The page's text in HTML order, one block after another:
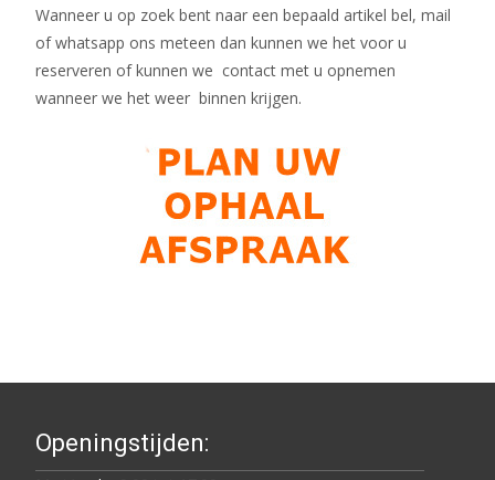
Wanneer u op zoek bent naar een bepaald artikel bel, mail
of whatsapp ons meteen dan kunnen we het voor u
reserveren of kunnen we contact met u opnemen
wanneer we het weer binnen krijgen.
Openingstijden: